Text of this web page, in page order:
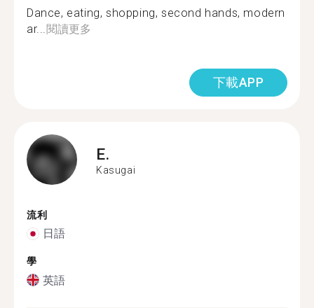
Dance, eating, shopping, second hands, modern
ar... 閱讀更多
下載APP
E.
Kasugai
流利
日語
學
英語